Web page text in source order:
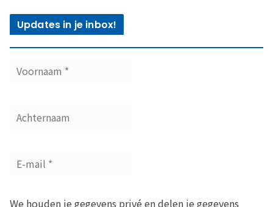
Updates in je inbox!
We houden je gegevens privé en delen je gegevens